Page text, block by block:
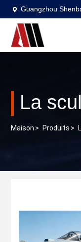
Guangzhou
La
Maison > Produits >